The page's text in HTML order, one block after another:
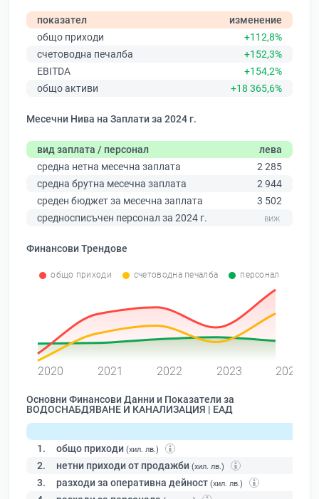
показател
изменение
общо приходи
+112,8%
счетоводна печалба
+152,3%
EBITDA
+154,2%
общо активи
+18 365,6%
Месечни Нива на Заплати за 2024 г.
вид заплата / персонал
лева
средна нетна месечна заплата
2 285
средна брутна месечна заплата
2 944
среден бюджет за месечна заплата
3 502
средносписъчен персонал за 2024 г.
Финансови Трендове
общо приходи счетоводна печалба персонал
2020 2021 2022 2023 2024
Основни Финансови Данни и Показатели за
ВОДОСНАБДЯВАНЕ И КАНАЛИЗАЦИЯ | ЕАД
1. общо приходи (хил. лв.)
2. нетни приходи от продажби (хил. лв.)
3. разходи за оперативна дейност (хил. лв.)